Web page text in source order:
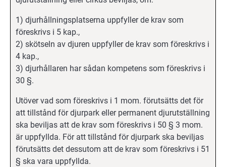
1) djurhållningsplatserna uppfyller de krav som
föreskrivs i 5 kap.,
2) skötseln av djuren uppfyller de krav som föreskrivs i
4 kap.,
3) djurhållaren har sådan kompetens som föreskrivs i
30 §.
Utöver vad som föreskrivs i 1 mom. förutsätts det för
att tillstånd för djurpark eller permanent djurutställning
ska beviljas att de krav som föreskrivs i 50 § 3 mom.
är uppfyllda. För att tillstånd för djurpark ska beviljas
förutsätts det dessutom att de krav som föreskrivs i 51
§ ska vara uppfyllda.